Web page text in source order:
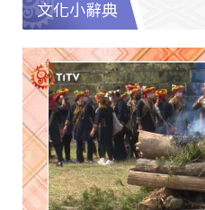
文化小辭典